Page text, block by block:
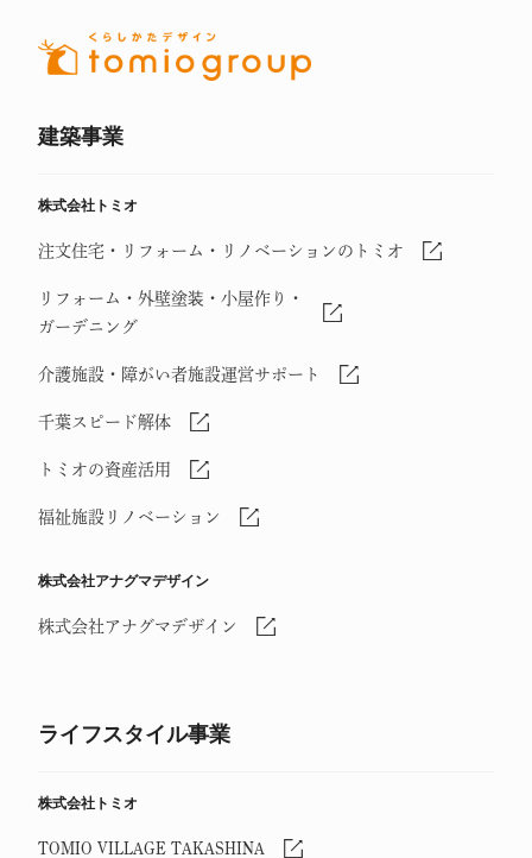
建築事業
株式会社トミオ
注文住宅・リフォーム・リノベーションのトミオ
リフォーム・外壁塗装・小屋作り・
ガーデニング
介護施設・障がい者施設運営サポート
千葉スピード解体
トミオの資産活用
福祉施設リノベーション
株式会社アナグマデザイン
株式会社アナグマデザイン
ライフスタイル事業
株式会社トミオ
TOMIO VILLAGE TAKASHINA